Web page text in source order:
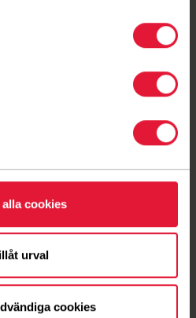
cookies
urval
cookies
en Multifys, komen
openbare atletiekbaan.
1 of 5, 'Merode'.
de Friskis-host, meestal
openbare atletiekbaan. Je
per e-mail raadplegen